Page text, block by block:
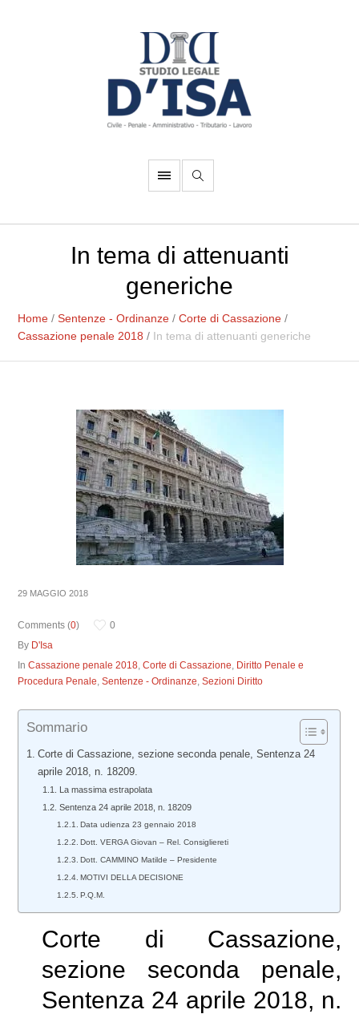
In tema di attenuanti
generiche
Home /Sentenze - Ordinanze /Corte di Cassazione /
Cassazione penale 2018 / In tema di attenuanti generiche
29 MAGGIO 2018
Comments (0)
0
By D'Isa
InCassazione penale 2018,Corte di Cassazione, Diritto Penale e
Procedura Penale,Sentenze - Ordinanze,Sezioni Diritto
Sommario
Corte di Cassazione, sezione seconda penale, Sentenza 24
aprile 2018, n. 18209.
La massima estrapolata
Sentenza 24 aprile 2018, n. 18209
Data udienza 23 gennaio 2018
Dott. VERGA Giovan – Rel. Consigliereti
Dott. CAMMINO Matilde – Presidente
MOTIVI DELLA DECISIONE
P.Q.M.
Corte di Cassazione,
sezione seconda penale,
Sentenza 24 aprile 2018, n.